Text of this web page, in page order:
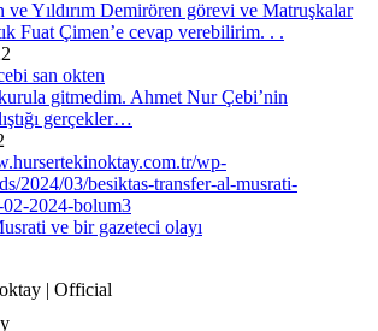
Fuat Çimen’e cevap verebilirim. . .
gitmedim. Ahmet Nur Çebi’nin
gerçekler…
ve bir gazeteci olayı
| Official